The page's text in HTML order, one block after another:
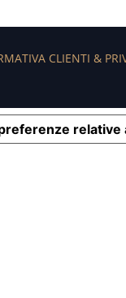
CLIENTI &
relative